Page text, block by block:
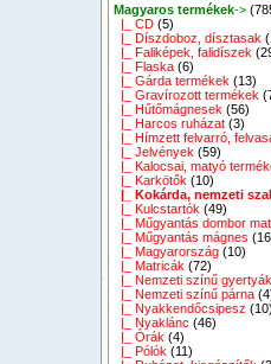
Magyaros termékek->
|_ CD (5)
|_ Díszdoboz, dísztasak
|_ Faliképek, falidíszek
|_ Flaska (6)
|_ Gárda termékek (13)
|_ Gravírozott termékek
|_ Hűtőmágnesek (56)
|_ Harcos ruházat (3)
|_ Hímzett felvarró,
|_ Jelvények (59)
|_ Kalocsai, matyó
|_ Karkötők (10)
|_ Kokárda, nemzeti
|_ Kulcstartók (49)
|_ Műgyantás dombor
|_ Műgyantás mágnes
|_ Magyarország (10)
|_ Matricák (72)
|_ Nemzeti színű gyertyák
|_ Nemzeti színű párna
|_ Nyakkendőcsipesz (10)
|_ Nyaklánc (46)
|_ Órák (4)
|_ Pólók (11)